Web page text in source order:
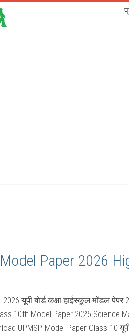
Paper 2026
यूपी बोर्ड कक्षा हाईस्कूल मॉडल
10th Model Paper 2026 Science
UPMSP Model Paper Class 10 यूपी